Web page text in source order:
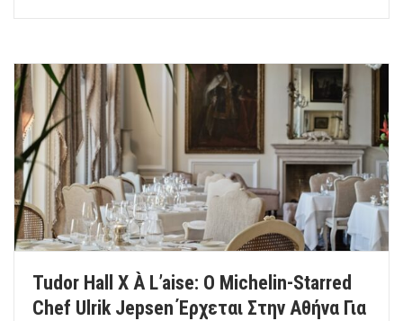
Tudor Hall X À L’aise: Ο Michelin-Starred
Chef Ulrik Jepsen Έρχεται Στην Αθήνα Για